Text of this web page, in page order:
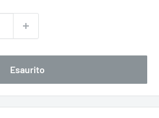
Esaurito